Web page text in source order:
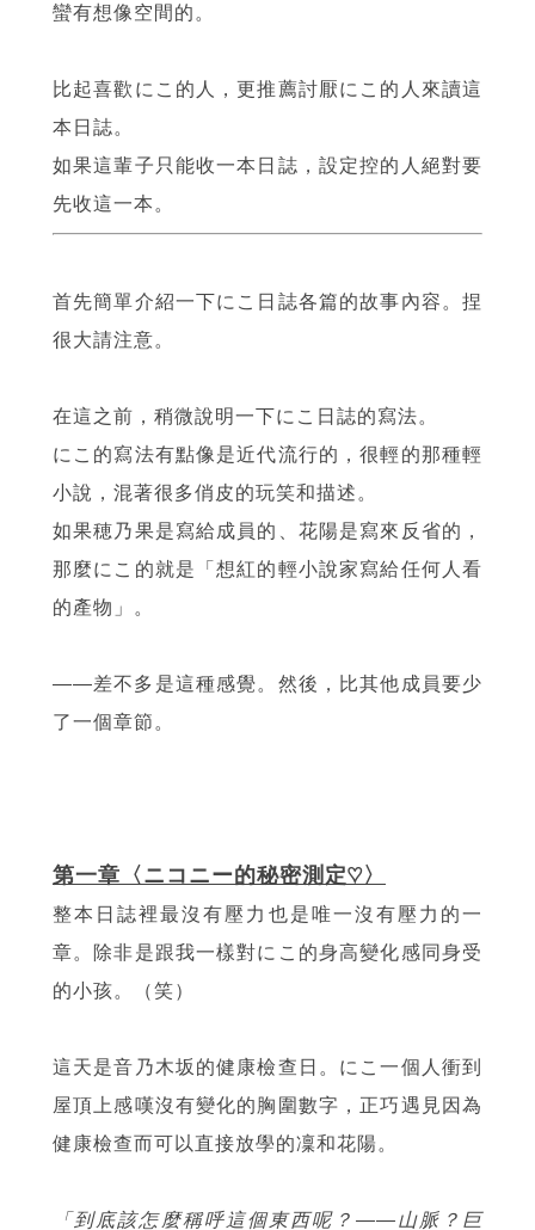
蠻有想像空間的。
比起喜歡にこ的人，更推薦討厭にこ的人來讀這
本日誌。
如果這輩子只能收一本日誌，設定控的人絕對要
先收這一本。
首先簡單介紹一下にこ日誌各篇的故事內容。捏
很大請注意。
在這之前，稍微說明一下にこ日誌的寫法。
にこ的寫法有點像是近代流行的，很輕的那種輕
小說，混著很多俏皮的玩笑和描述。
如果穂乃果是寫給成員的、花陽是寫來反省的，
那麼にこ的就是「想紅的輕小說家寫給任何人看
的產物」。
——差不多是這種感覺。然後，比其他成員要少
了一個章節。
第一章〈ニコニー的秘密測定♡〉
整本日誌裡最沒有壓力也是唯一沒有壓力的一
章。除非是跟我一樣對にこ的身高變化感同身受
的小孩。（笑）
這天是音乃木坂的健康檢查日。にこ一個人衝到
屋頂上感嘆沒有變化的胸圍數字，正巧遇見因為
健康檢查而可以直接放學的凜和花陽。
「到底該怎麼稱呼這個東西呢？——山脈？巨